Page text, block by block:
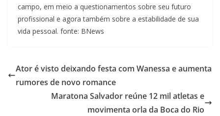
campo, em meio a questionamentos sobre seu futuro
profissional e agora também sobre a estabilidade de sua
vida pessoal. fonte: BNews
Ator é visto deixando festa com Wanessa e aumenta
rumores de novo romance
Maratona Salvador reúne 12 mil atletas e
movimenta orla da Boca do Rio